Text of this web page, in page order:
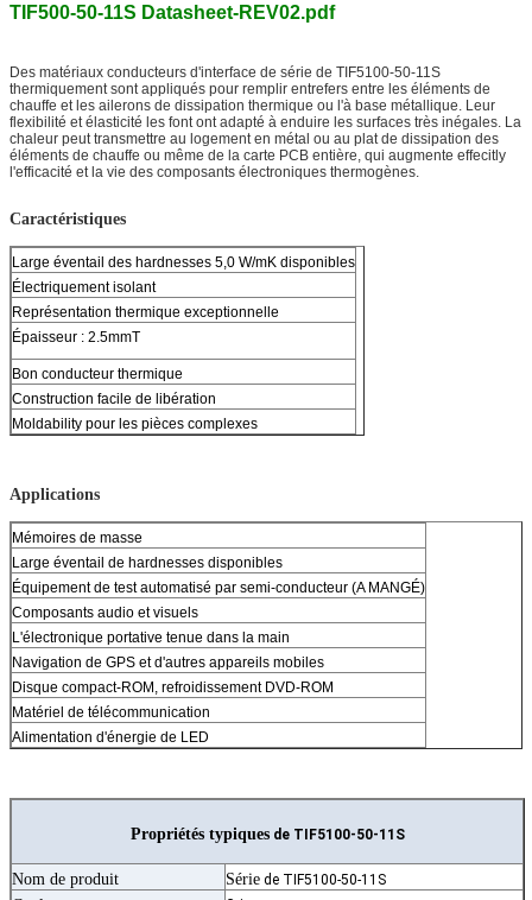
TIF500-50-11S Datasheet-REV02.pdf
Des matériaux conducteurs d'interface de série de TIF5100-50-11S
thermiquement sont appliqués pour remplir entrefers entre les éléments de
chauffe et les ailerons de dissipation thermique ou l'à base métallique. Leur
flexibilité et élasticité les font ont adapté à enduire les surfaces très inégales. La
chaleur peut transmettre au logement en métal ou au plat de dissipation des
éléments de chauffe ou même de la carte PCB entière, qui augmente effecitly
l'efficacité et la vie des composants électroniques thermogènes.
Caractéristiques
Large éventail des hardnesses 5,0 W/mK disponibles
Électriquement isolant
Représentation thermique exceptionnelle
Épaisseur : 2.5mmT
Bon conducteur thermique
Construction facile de libération
Moldability pour les pièces complexes
Applications
Mémoires de masse
Large éventail de hardnesses disponibles
Équipement de test automatisé par semi-conducteur (A MANGÉ)
Composants audio et visuels
L'électronique portative tenue dans la main
Navigation de GPS et d'autres appareils mobiles
Disque compact-ROM, refroidissement DVD-ROM
Matériel de télécommunication
Alimentation d'énergie de LED
Propriétés typiquesde TIF5100-50-11S
Nom de produit Série de TIF5100-50-11S